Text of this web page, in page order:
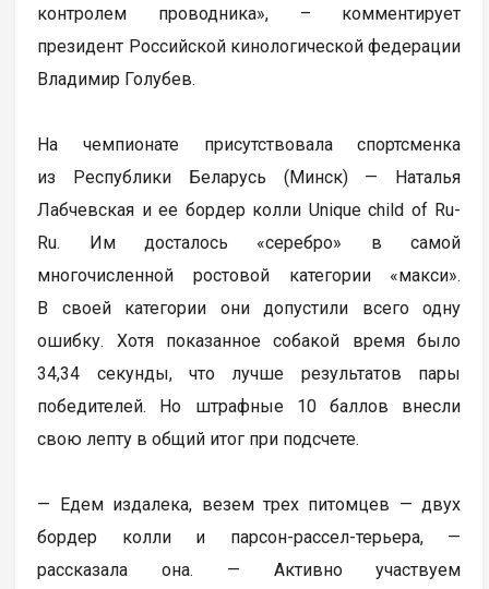
контролем проводника», – комментирует
президент Российской кинологической федерации
Владимир Голубев.
На чемпионате присутствовала спортсменка
из Республики Беларусь (Минск) — Наталья
Лабчевская и ее бордер колли Unique child of Ru-
Ru. Им досталось «серебро» в самой
многочисленной ростовой категории «макси».
В своей категории они допустили всего одну
ошибку. Хотя показанное собакой время было
34,34 секунды, что лучше результатов пары
победителей. Но штрафные 10 баллов внесли
свою лепту в общий итог при подсчете.
— Едем издалека, везем трех питомцев — двух
бордер колли и парсон-рассел-терьера, —
рассказала она. — Активно участвуем